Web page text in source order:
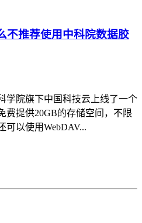
不推荐使用中科院数据胶
学院旗下中国科技云上线了一个
费提供20GB的存储空间，不限
可以使用WebDAV...